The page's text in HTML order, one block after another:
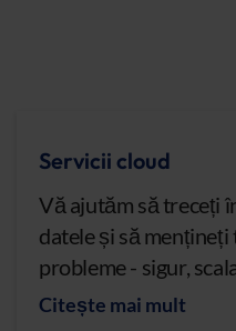
Servicii cloud
Vă ajutăm să treceți
datele și să
probleme - sigur,
Citește mai mult